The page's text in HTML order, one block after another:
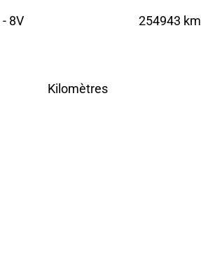
8V
Kilomètres
254943 km